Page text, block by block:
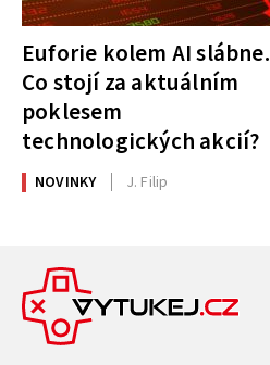
Euforie kolem AI slábne.
Co stojí za aktuálním
poklesem
technologických akcií?
NOVINKY J. Filip